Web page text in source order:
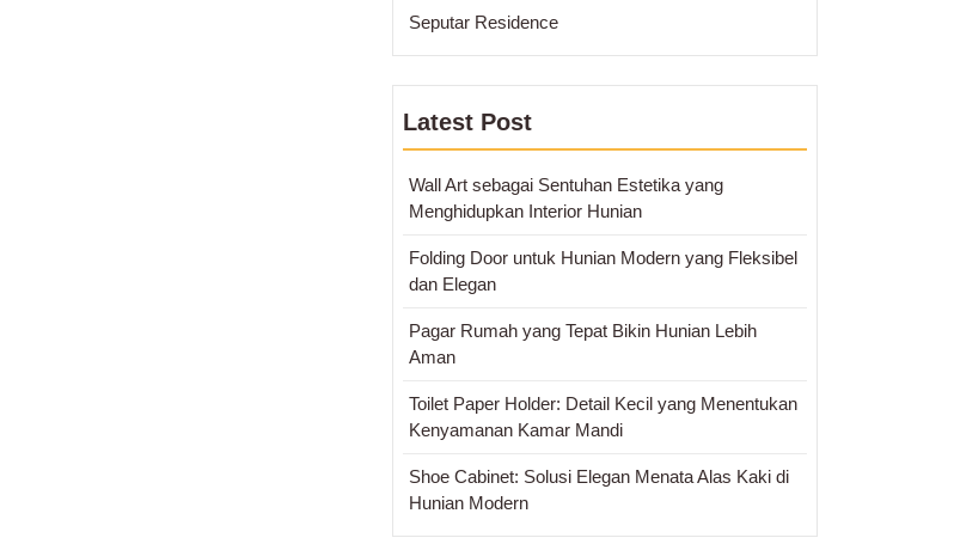
Seputar Residence
Latest Post
Wall Art sebagai Sentuhan Estetika yang
Menghidupkan Interior Hunian
Folding Door untuk Hunian Modern yang Fleksibel
dan Elegan
Pagar Rumah yang Tepat Bikin Hunian Lebih
Aman
Toilet Paper Holder: Detail Kecil yang Menentukan
Kenyamanan Kamar Mandi
Shoe Cabinet: Solusi Elegan Menata Alas Kaki di
Hunian Modern